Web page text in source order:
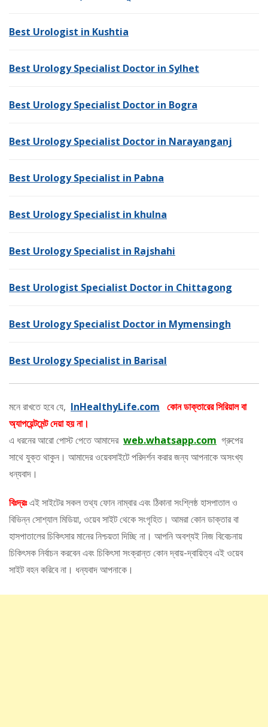
Best Urologist in Kushtia
Best Urology Specialist Doctor in Sylhet
Best Urology Specialist Doctor in Bogra
Best Urology Specialist Doctor in Narayanganj
Best Urology Specialist in Pabna
Best Urology Specialist in khulna
Best Urology Specialist in Rajshahi
Best Urologist Specialist Doctor in Chittagong
Best Urology Specialist Doctor in Mymensingh
Best Urology Specialist in Barisal
মনে রাখতে হবে যে, InHealthyLife.com কোন ডাক্তারের সিরিয়াল বা
অ্যাপয়েন্টমেন্ট দেয়া হয় না।
এ ধরনের আরো পোস্ট পেতে আমাদের web.whatsapp.com গ্রুপের
সাথে যুক্ত থাকুন। আমাদের ওয়েবসাইটে পরিদর্শন করার জন্য আপনাকে অসংখ্য
ধন্যবাদ।
বিঃদ্রঃএই সাইটের সকল তথ্য ফোন নাম্বার এবং ঠিকানা সংশ্লিষ্ঠ হাসপাতাল ও
বিভিন্ন সোশ্যাল মিডিয়া, ওয়েব সাইট থেকে সংগৃহিত। আমরা কোন ডাক্তার বা
হাসপাতালের চিকিৎসার মানের নিশ্চয়তা দিচ্ছি না। আপনি অবশ্যই নিজ বিবেচনায়
চিকিৎসক নির্বাচন করবেন এবং চিকিৎসা সংক্রান্ত কোন দ্বায়-দ্বায়িত্ব এই ওয়েব
সাইট বহন করিবে না। ধন্যবাদ আপনাকে।